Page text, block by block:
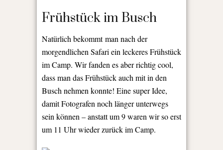
Frühstück im Busch
Natürlich bekommt man nach der
morgendlichen Safari ein leckeres Frühstück
im Camp. Wir fanden es aber richtig cool,
dass man das Frühstück auch mit in den
Busch nehmen konnte! Eine super Idee,
damit Fotografen noch länger unterwegs
sein können – anstatt um 9 waren wir so erst
um 11 Uhr wieder zurück im Camp.